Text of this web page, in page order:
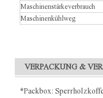
Maschinenstärkeverbrauch
Maschinenkühlweg
VERPACKUNG &
*Packbox: